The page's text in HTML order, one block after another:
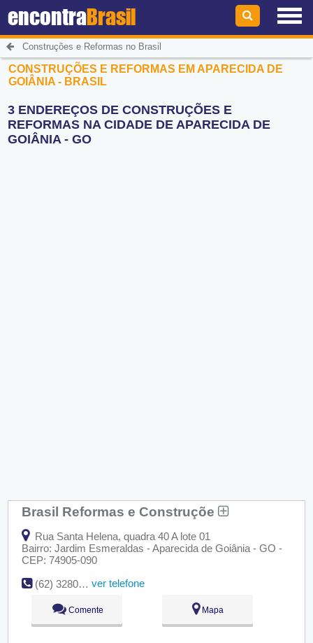
encontraBrasil
Construções e Reformas no Brasil
CONSTRUÇÕES E REFORMAS EM APARECIDA DE
GOIÂNIA - BRASIL
3 ENDEREÇOS DE CONSTRUÇÕES E
REFORMAS NA CIDADE DE APARECIDA DE
GOIÂNIA - GO
Brasil Reformas e Construçõe
Rua Santa Helena, quadra 40 A lote 01
Bairro: Jardim Esmeraldas - Aparecida de Goiânia - GO -
CEP: 74905-090
(62) 3280-1293
ver telefone
Comente Mapa